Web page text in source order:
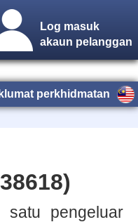
Log masuk
akaun pelanggan
perkhidmatan
satu pengeluar